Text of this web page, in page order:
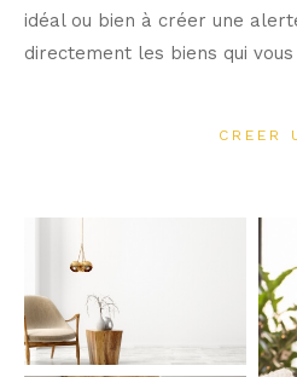
idéal ou bien à créer une
directement les biens qui
CREER